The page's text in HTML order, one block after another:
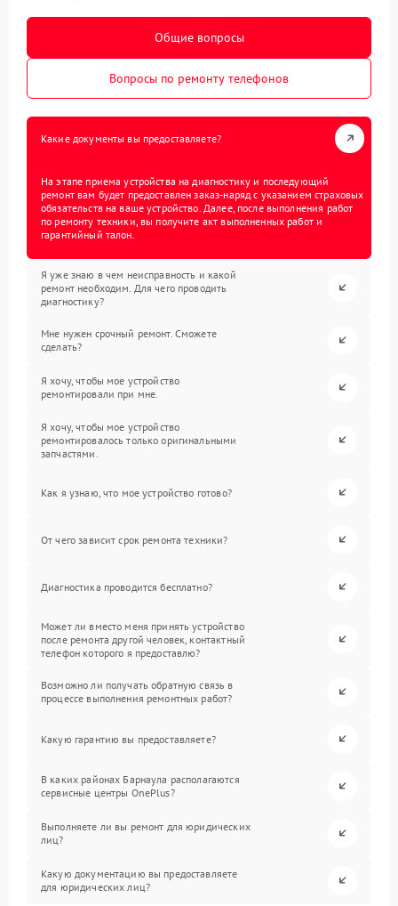
Общие вопросы
Вопросы по ремонту телефонов
Какие документы вы предоставляете?
На этапе приема устройства на диагностику и последующий
ремонт вам будет предоставлен заказ-наряд с указанием страховых
обязательств на ваше устройство. Далее, после выполнения работ
по ремонту техники, вы получите акт выполненных работ и
гарантийный талон.
Я уже знаю в чем неисправность и какой
ремонт необходим. Для чего проводить
диагностику?
Мне нужен срочный ремонт. Сможете
сделать?
Я хочу, чтобы мое устройство
ремонтировали при мне.
Я хочу, чтобы мое устройство
ремонтировалось только оригинальными
запчастями.
Как я узнаю, что мое устройство готово?
От чего зависит срок ремонта техники?
Диагностика проводится бесплатно?
Может ли вместо меня принять устройство
после ремонта другой человек, контактный
телефон которого я предоставлю?
Возможно ли получать обратную связь в
процессе выполнения ремонтных работ?
Какую гарантию вы предоставляете?
В каких районах Барнаула располагаются
сервисные центры OnePlus?
Выполняете ли вы ремонт для юридических
лиц?
Какую документацию вы предоставляете
для юридических лиц?